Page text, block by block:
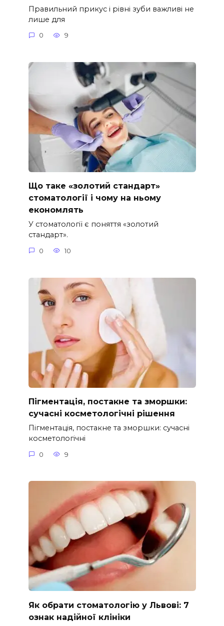
Правильний прикус і рівні зуби важливі не
лише для
0 9
Що таке «золотий стандарт»
стоматології і чому на ньому
економлять
У стоматології є поняття «золотий
стандарт».
0 10
Пігментація, постакне та зморшки:
сучасні косметологічні рішення
Пігментація, постакне та зморшки: сучасні
косметологічні
0 9
Як обрати стоматологію у Львові: 7
ознак надійної клініки